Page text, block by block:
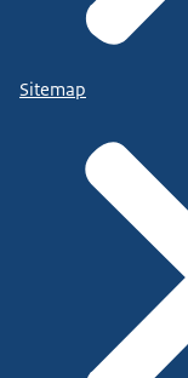
Sitemap